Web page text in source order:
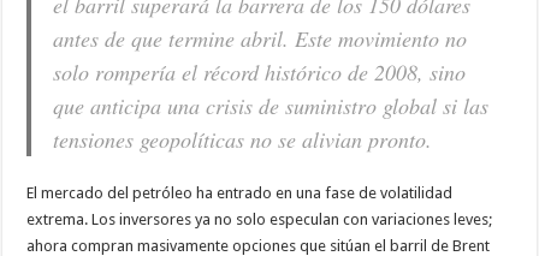
antes de que termine abril. Este movimiento no
solo rompería el récord histórico de 2008, sino
que anticipa una crisis de suministro global si las
tensiones geopolíticas no se alivian pronto.
El mercado del petróleo ha entrado en una fase de volatilidad
extrema. Los inversores ya no solo especulan con variaciones leves;
ahora compran masivamente opciones que sitúan el barril de Brent